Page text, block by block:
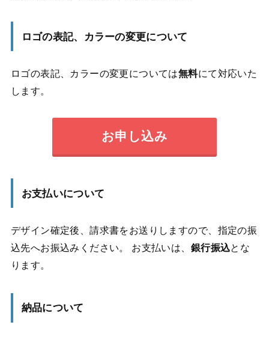
ロゴの表記、カラーの変更について
ロゴの表記、カラーの変更については無料にて対応いた
します。
お申し込み
お支払いについて
デザイン確定後、請求書をお送りしますので、指定の振
込先へお振込みください。 お支払いは、 銀行振込とな
ります。
納品について